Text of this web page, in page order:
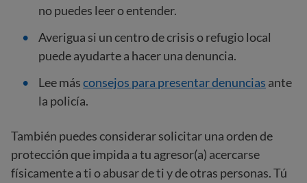
no puedes leer o entender.
Averigua si un centro de crisis o refugio local
puede ayudarte a hacer una denuncia.
Lee másconsejos para presentar denuncias ante
la policía.
También puedes considerar solicitar una orden de
protección que impida a tu agresor(a) acercarse
físicamente a ti o abusar de ti y de otras personas. Tú